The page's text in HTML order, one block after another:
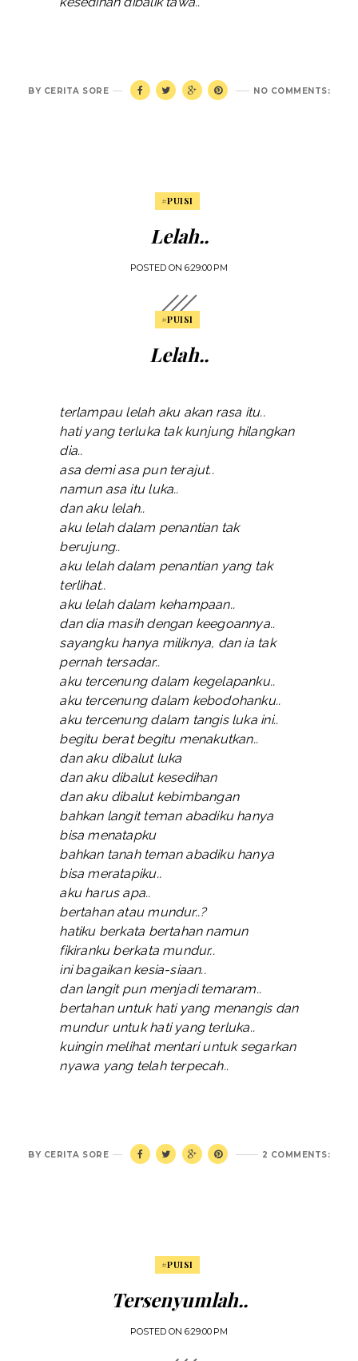
NO COMMENTS:
BY CERITA SORE
#PUISI
Lelah..
POSTED ON 6:29:00 PM
#PUISI
Lelah..
terlampau lelah aku akan rasa itu..
hati yang terluka tak kunjung hilangkan
dia..
asa demi asa pun terajut..
namun asa itu luka..
dan aku lelah..
aku lelah dalam penantian tak
berujung..
aku lelah dalam penantian yang tak
terlihat..
aku lelah dalam kehampaan..
dan dia masih dengan keegoannya..
sayangku hanya miliknya, dan ia tak
pernah tersadar..
aku tercenung dalam kegelapanku..
aku tercenung dalam kebodohanku..
aku tercenung dalam tangis luka ini..
begitu berat begitu menakutkan..
dan aku dibalut luka
dan aku dibalut kesedihan
dan aku dibalut kebimbangan
bahkan langit teman abadiku hanya
bisa menatapku
bahkan tanah teman abadiku hanya
bisa meratapiku..
aku harus apa..
bertahan atau mundur..?
hatiku berkata bertahan namun
fikiranku berkata mundur..
ini bagaikan kesia-siaan..
dan langit pun menjadi temaram..
bertahan untuk hati yang menangis dan
mundur untuk hati yang terluka..
kuingin melihat mentari untuk segarkan
nyawa yang telah terpecah..
2 COMMENTS:
BY CERITA SORE
#PUISI
Tersenyumlah..
POSTED ON 6:29:00 PM